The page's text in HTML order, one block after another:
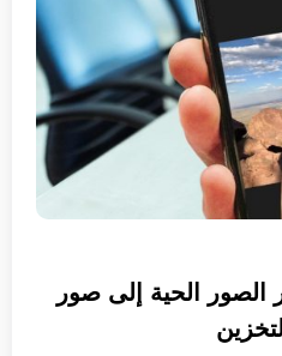
الصور الحية إلى صور